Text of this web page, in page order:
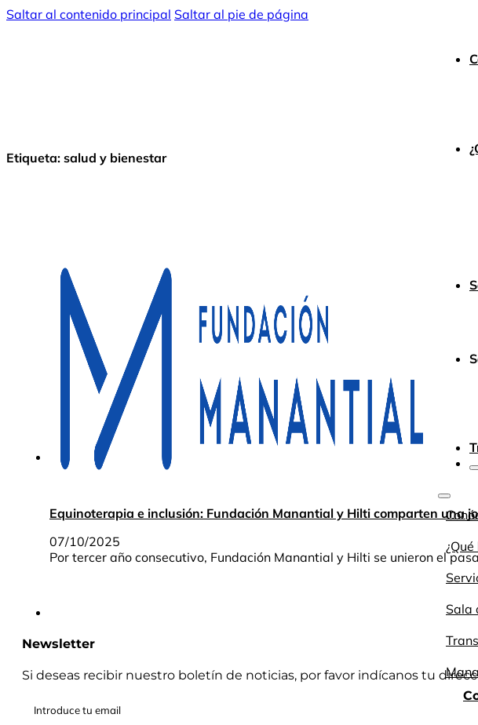
Saltar al contenido principal Saltar al pie de página
Sala
Etiqueta: salud y bienestar
Equinoterapia e inclusión: Fundación Manantial y Hilti comparten una
07/10/2025
Por tercer año consecutivo, Fundación Manantial y Hilti se unieron el
Newsletter
Si deseas recibir nuestro boletín de noticias, por favor indícanos tu